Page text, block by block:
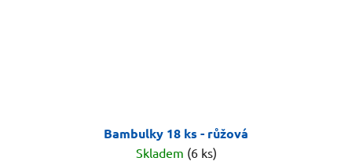
Bambulky 18 ks - růžová
Skladem (6 ks)